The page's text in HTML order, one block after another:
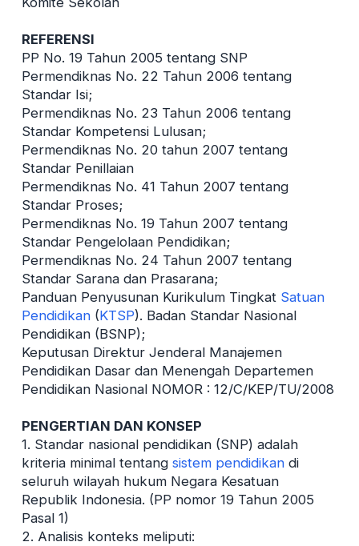
REFERENSI
PP No. 19 Tahun 2005 tentang SNP
Permendiknas No. 22 Tahun 2006 tentang
Standar Isi;
Permendiknas No. 23 Tahun 2006 tentang
Standar Kompetensi Lulusan;
Permendiknas No. 20 tahun 2007 tentang
Standar Penillaian
Permendiknas No. 41 Tahun 2007 tentang
Standar Proses;
Permendiknas No. 19 Tahun 2007 tentang
Standar Pengelolaan Pendidikan;
Permendiknas No. 24 Tahun 2007 tentang
Standar Sarana dan Prasarana;
Panduan Penyusunan Kurikulum Tingkat Satuan
Pendidikan (KTSP). Badan Standar Nasional
Pendidikan (BSNP);
Keputusan Direktur Jenderal Manajemen
Pendidikan Dasar dan Menengah Departemen
Pendidikan Nasional NOMOR : 12/C/KEP/TU/2008
PENGERTIAN DAN KONSEP
1. Standar nasional pendidikan (SNP) adalah
kriteria minimal tentang sistem pendidikan di
seluruh wilayah hukum Negara Kesatuan
Republik Indonesia. (PP nomor 19 Tahun 2005
Pasal 1)
2. Analisis konteks meliputi: